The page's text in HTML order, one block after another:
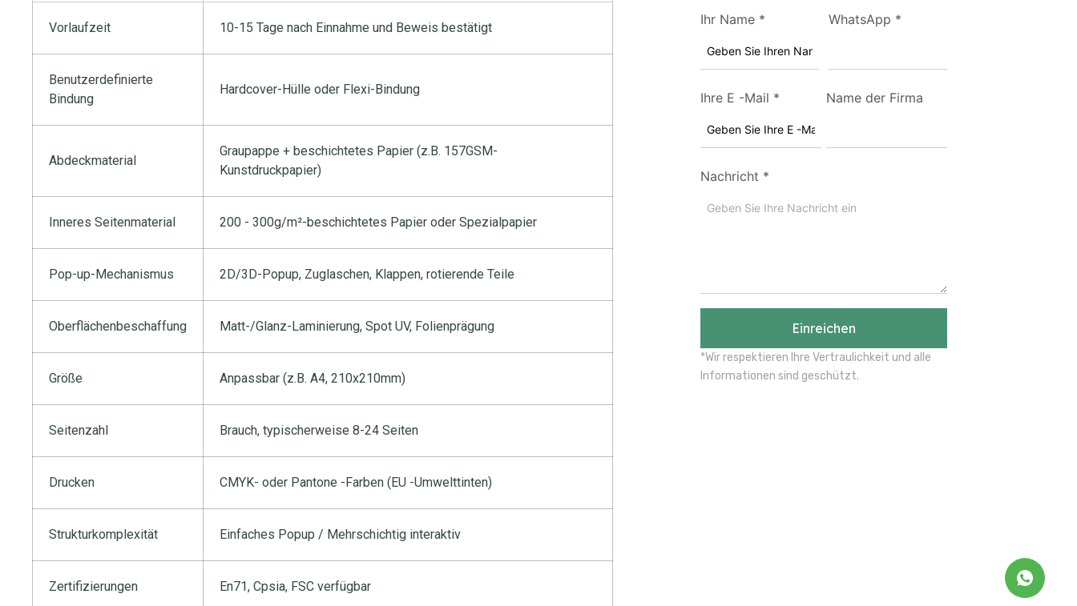
Vorlaufzeit 10-15 Tage nach Einnahme und Beweis bestätigt
Benutzerdefinierte
Bindung
Hardcover-Hülle oder Flexi-Bindung
Abdeckmaterial
Graupappe + beschichtetes Papier (z.B. 157GSM-
Kunstdruckpapier)
Inneres Seitenmaterial 200 - 300g/m²-beschichtetes Papier oder Spezialpapier
Pop-up-Mechanismus 2D/3D-Popup, Zuglaschen, Klappen, rotierende Teile
Oberflächenbeschaffung Matt-/Glanz-Laminierung, Spot UV, Folienprägung
Größe Anpassbar (z.B. A4, 210x210mm)
Seitenzahl Brauch, typischerweise 8-24 Seiten
Drucken CMYK- oder Pantone -Farben (EU -Umwelttinten)
Strukturkomplexität Einfaches Popup / Mehrschichtig interaktiv
Zertifizierungen En71, Cpsia, FSC verfügbar
Ihr Name * WhatsApp *
Ihre E -Mail * Name der Firma
Nachricht *
Einreichen
*Wir respektieren Ihre Vertraulichkeit und alle
Informationen sind geschützt.